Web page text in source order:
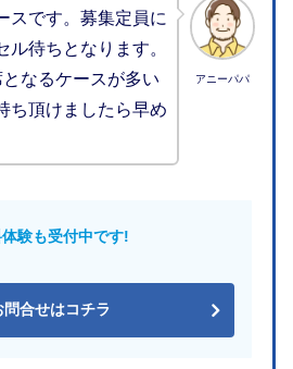
アニーパパ
スです。募集定員に
待ちとなります。
なるケースが多い
ち頂けましたら早め
験も受付中です!
問合せはコチラ